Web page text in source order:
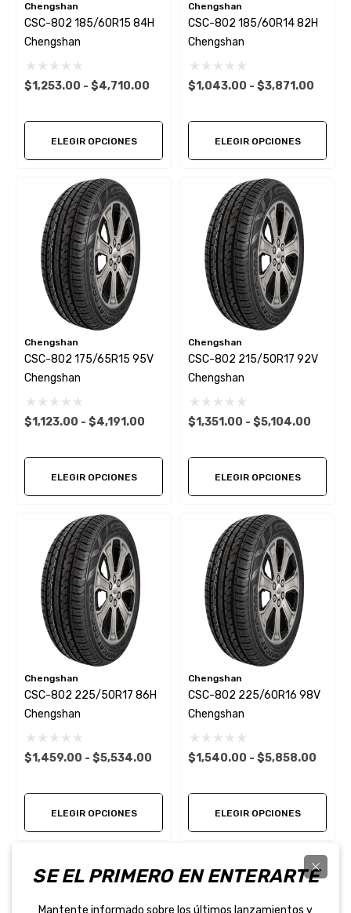
Chengshan
CSC-802 185/60R15 84H
Chengshan
$1,253.00 - $4,710.00
ELEGIR OPCIONES
Chengshan
CSC-802 185/60R14 82H
Chengshan
$1,043.00 - $3,871.00
ELEGIR OPCIONES
Chengshan
CSC-802 175/65R15 95V
Chengshan
$1,123.00 - $4,191.00
ELEGIR OPCIONES
Chengshan
CSC-802 215/50R17 92V
Chengshan
$1,351.00 - $5,104.00
ELEGIR OPCIONES
Chengshan
CSC-802 225/50R17 86H
Chengshan
$1,459.00 - $5,534.00
ELEGIR OPCIONES
Chengshan
CSC-802 225/60R16 98V
Chengshan
$1,540.00 - $5,858.00
ELEGIR OPCIONES
SE EL PRIMERO EN ENTERARTE
Mantente informado sobre los últimos lanzamientos y